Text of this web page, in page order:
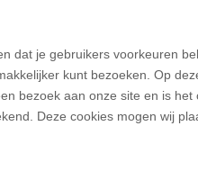
dat je gebruikers voorkeuren
kunt bezoeken. Op
bezoek aan onze site en is het
Deze cookies mogen wij